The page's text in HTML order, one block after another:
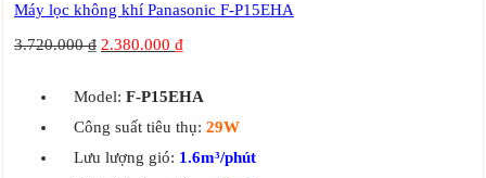
Máy lọc không khí Panasonic F-P15EHA
3.720.000₫ 2.380.000 ₫
Model: F-P15EHA
Công suất tiêu thụ: 29W
Lưu lượng gió: 1.6m³/phút